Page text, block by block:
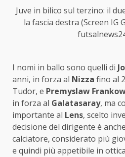
Juve in bilico sul terzino: il
la fascia destra (Screen IG
I nomi in ballo sono quelli di
anni, in forza al Nizza fino al
Tudor, e Premyslaw
in forza al Galatasaray, ma
importante al Lens, scelto
decisione del dirigente è
calciatore, considerato più
e quindi più appetibile in